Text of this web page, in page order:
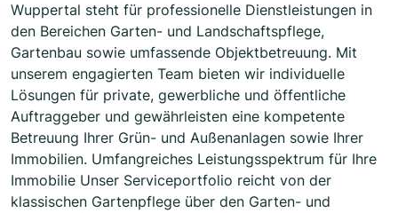
Wuppertal steht für professionelle Dienstleistungen in
den Bereichen Garten- und Landschaftspflege,
Gartenbau sowie umfassende Objektbetreuung. Mit
unserem engagierten Team bieten wir individuelle
Lösungen für private, gewerbliche und öffentliche
Auftraggeber und gewährleisten eine kompetente
Betreuung Ihrer Grün- und Außenanlagen sowie Ihrer
Immobilien. Umfangreiches Leistungsspektrum für Ihre
Immobilie Unser Serviceportfolio reicht von der
klassischen Gartenpflege über den Garten- und